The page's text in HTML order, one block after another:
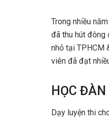
Trong nhiều
đã thu hút đông
nhỏ tại TPHCM
viên đã đạt
HỌC
Dạy luyện thi